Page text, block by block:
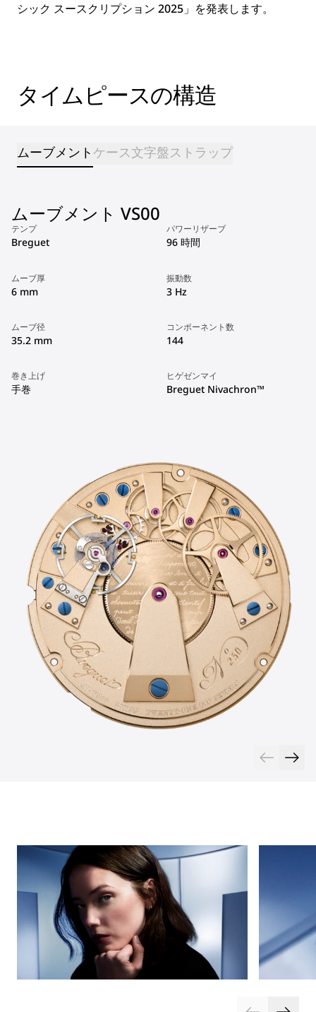
シック スースクリプション 2025」を発表します。
タイムピースの構造
ムーブメント ケース文字盤ストラップ
ムーブメント VS00
テンプ
Breguet
パワーリザーブ
96 時間
ムーブ厚
6 mm
振動数
3 Hz
ムーブ径
35.2 mm
コンポーネント数
144
巻き上げ
手巻
ヒゲゼンマイ
Breguet Nivachron™